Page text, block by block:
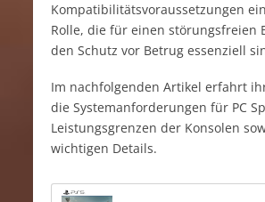
Kompatibilitätsvoraussetzungen
Rolle, die für einen störungsfreien
den Schutz vor Betrug essenziell
Im nachfolgenden Artikel erfahrt
die Systemanforderungen für PC
Leistungsgrenzen der Konsolen
wichtigen Details.